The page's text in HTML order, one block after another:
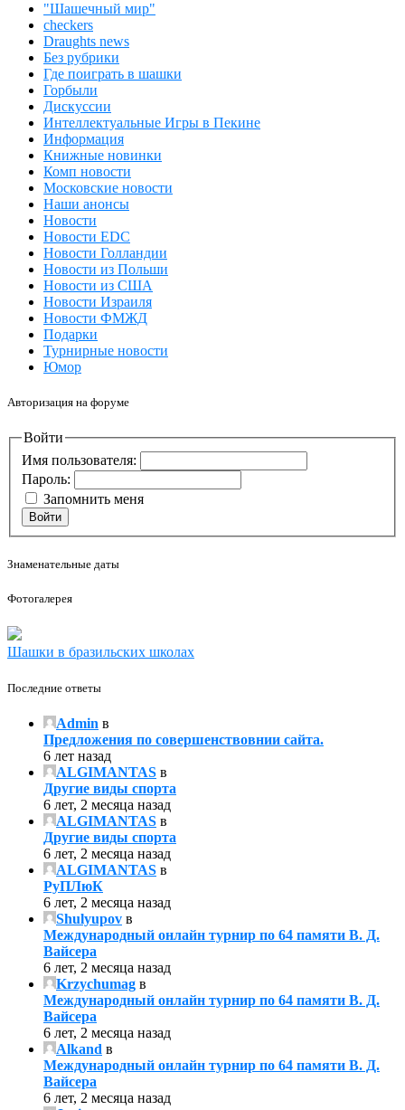
"Шашечный мир"
checkers
Draughts news
Без рубрики
Где поиграть в шашки
Горбыли
Дискуссии
Интеллектуальные Игры в Пекине
Информация
Книжные новинки
Комп новости
Московские новости
Наши анонсы
Новости
Новости EDC
Новости Голландии
Новости из Польши
Новости из США
Новости Израиля
Новости ФМЖД
Подарки
Турнирные новости
Юмор
Авторизация на форуме
Войти
Имя пользователя:
Пароль:
Запомнить меня
Войти
Знаменательные даты
Фотогалерея
Шашки в бразильских школах
Последние ответы
Admin в
Предложения по совершенствовнии сайта.
6 лет назад
ALGIMANTAS в
Другие виды спорта
6 лет, 2 месяца назад
ALGIMANTAS в
Другие виды спорта
6 лет, 2 месяца назад
ALGIMANTAS в
РуПЛюК
6 лет, 2 месяца назад
Shulyupov в
Международный онлайн турнир по 64 памяти В. Д.
Вайсера
6 лет, 2 месяца назад
Krzychumag в
Международный онлайн турнир по 64 памяти В. Д.
Вайсера
6 лет, 2 месяца назад
Alkand в
Международный онлайн турнир по 64 памяти В. Д.
Вайсера
6 лет, 2 месяца назад